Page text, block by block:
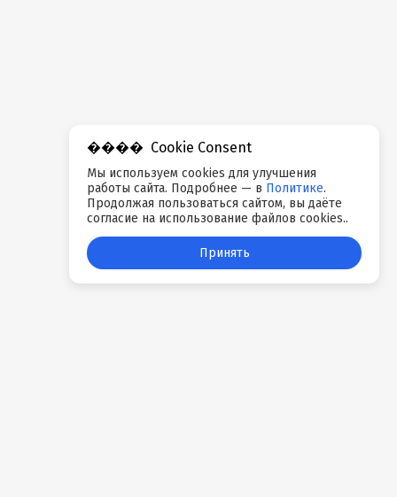
Cookie Consent
Мы используем cookies для улучшения
работы сайта. Подробнее — в Политике.
Продолжая пользоваться сайтом, вы даёте
согласие на использование файлов cookies..
Принять